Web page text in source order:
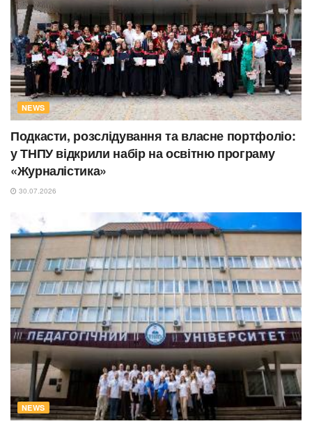
NEWS
Подкасти, розслідування та власне портфоліо:
у ТНПУ відкрили набір на освітню програму
«Журналістика»
30.07.2026
NEWS